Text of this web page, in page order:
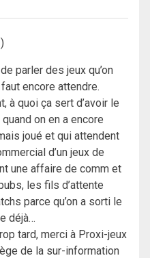
parler des jeux qu’on
encore attendre.
à quoi ça sert d’avoir le
on en a encore
joué et qui attendent
d’un jeux de
une affaire de comm et
les fils d’attente
parce qu’on a sorti le
déjà…
tard, merci à Proxi-jeux
de la sur-information